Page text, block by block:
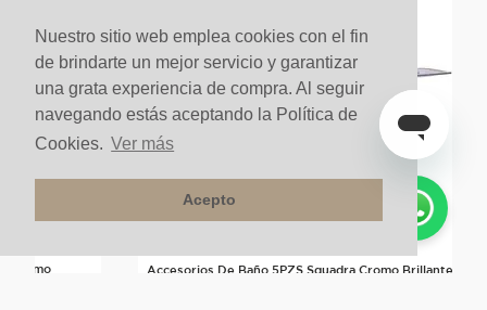
Nuestro sitio web emplea cookies con el fin
de brindarte un mejor servicio y garantizar
una grata experiencia de compra. Al seguir
navegando estás aceptando la Política de
Cookies. Ver más
Acepto
Cromo Accesorios De Baño 5PZS Squadra Cromo Brillante